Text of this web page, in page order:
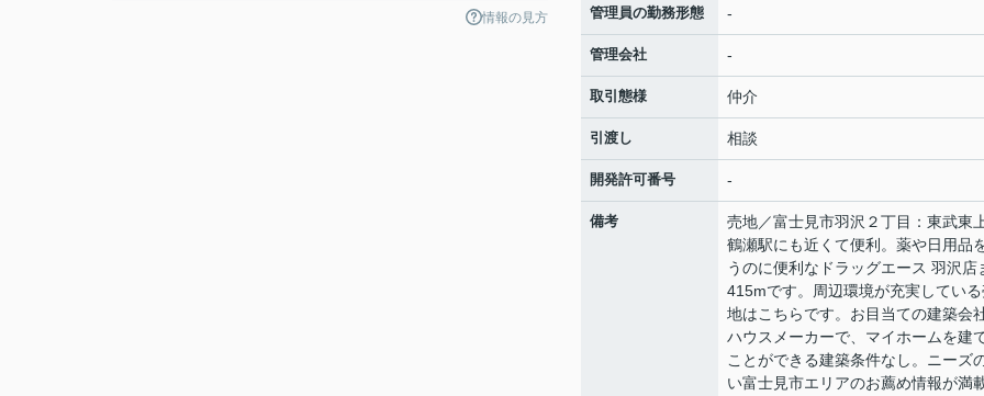
情報の見方 管理員の勤務形態 -
管理会社 -
取引態様 仲介
引渡し 相談
開発許可番号 -
備考
売地／富士見市羽沢２丁目：東武東
鶴瀬駅にも近くて便利。薬や日用品
うのに便利なドラッグエース 羽沢店
415mです。周辺環境が充実してい
地はこちらです。お目当ての建築会
ハウスメーカーで、マイホームを建
ことができる建築条件なし。ニーズ
い富士見市エリアのお薦め情報が満